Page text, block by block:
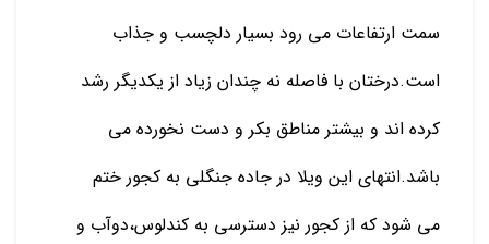
سمت ارتفاعات می رود بسیار دلچسب و جذاب
است.درختان با فاصله نه چندان زیاد از یکدیگر رشد
کرده اند و بیشتر مناطق بکر و دست نخورده می
باشد.انتهای این ویلا در جاده جنگلی به کجور ختم
می شود که از کجور نیز دسترسی به کندلوس،دوآب و